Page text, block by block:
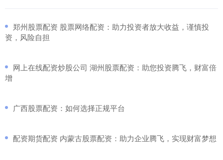
​郑州股票配资 股票网络配资：助力投资者放大收益，谨慎投
资，风险自担
​网上在线配资炒股公司 湖州股票配资：助您投资腾飞，财富倍
增
​广西股票配资：如何选择正规平台
​配资期货配资 内蒙古股票配资：助力企业腾飞，实现财富梦想